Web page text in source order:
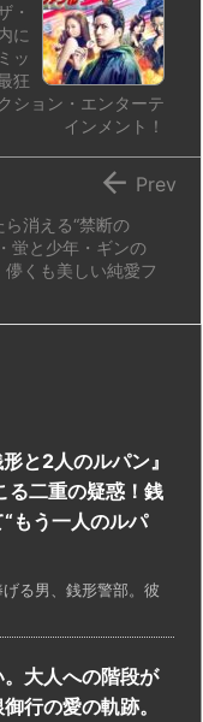
・
に
ッ
狂
ション・エンターテ
インメント！
ら消える“禁断の
蛍と少年・ギンの
儚くも美しい純愛フ
 Prev
と2人のルパン』
二重の疑惑！銭
もう一人のルパ
る男、銭形警部。彼
大人への階段が
行の愛の軌跡。